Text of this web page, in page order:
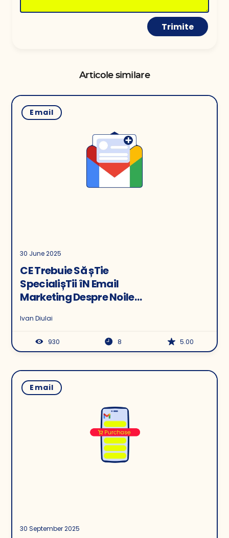
Trimite
Articole similare
Email
30 June 2025
CE Trebuie Să șTie
SpecialișTii îN Email
Marketing Despre Noile
Ivan Diulai
930 8 5.00
Email
30 September 2025